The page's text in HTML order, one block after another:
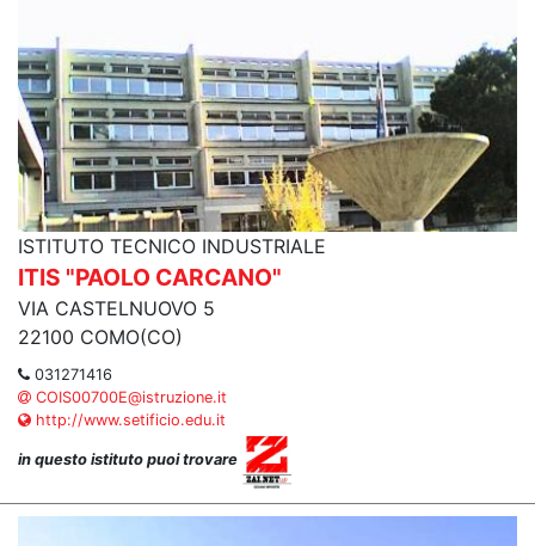
ISTITUTO TECNICO INDUSTRIALE
ITIS "PAOLO CARCANO"
VIA CASTELNUOVO 5
22100 COMO(CO)
031271416
COIS00700E@istruzione.it
http://www.setificio.edu.it
in questo istituto puoi trovare